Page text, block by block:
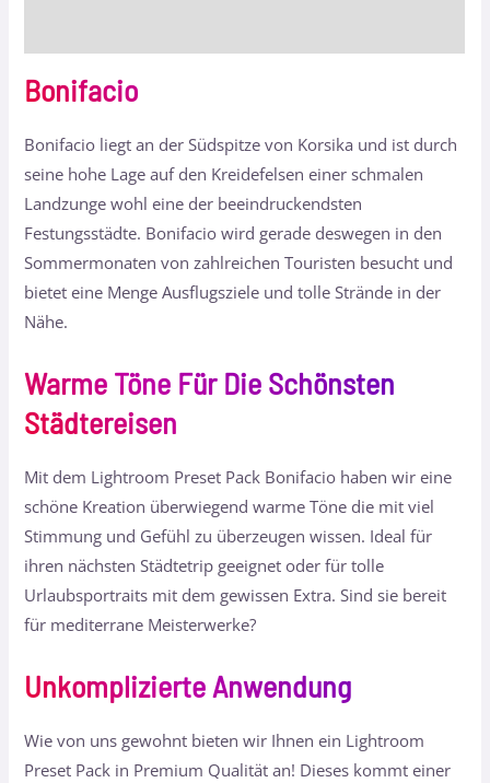
Bonifacio
Bonifacio liegt an der Südspitze von Korsika und ist durch
seine hohe Lage auf den Kreidefelsen einer schmalen
Landzunge wohl eine der beeindruckendsten
Festungsstädte. Bonifacio wird gerade deswegen in den
Sommermonaten von zahlreichen Touristen besucht und
bietet eine Menge Ausflugsziele und tolle Strände in der
Nähe.
Warme Töne Für Die Schönsten
Städtereisen
Mit dem Lightroom Preset Pack Bonifacio haben wir eine
schöne Kreation überwiegend warme Töne die mit viel
Stimmung und Gefühl zu überzeugen wissen. Ideal für
ihren nächsten Städtetrip geeignet oder für tolle
Urlaubsportraits mit dem gewissen Extra. Sind sie bereit
für mediterrane Meisterwerke?
Unkomplizierte Anwendung
Wie von uns gewohnt bieten wir Ihnen ein Lightroom
Preset Pack in Premium Qualität an! Dieses kommt einer